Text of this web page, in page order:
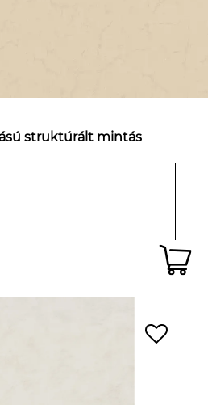
struktúrált mintás